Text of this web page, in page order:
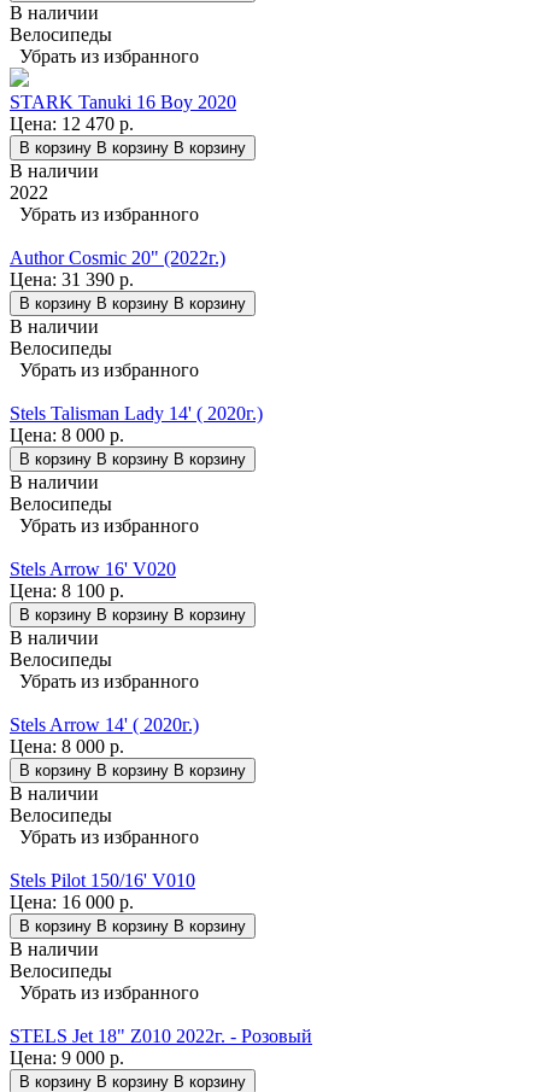
В наличии
Велосипеды
Убрать из избранного
STARK Tanuki 16 Boy 2020
Цена: 12 470 р.
В корзину В корзину В корзину
В наличии
2022
Убрать из избранного
Author Cosmic 20" (2022г.)
Цена: 31 390 р.
В корзину В корзину В корзину
В наличии
Велосипеды
Убрать из избранного
Stels Talisman Lady 14' ( 2020г.)
Цена: 8 000 р.
В корзину В корзину В корзину
В наличии
Велосипеды
Убрать из избранного
Stels Arrow 16' V020
Цена: 8 100 р.
В корзину В корзину В корзину
В наличии
Велосипеды
Убрать из избранного
Stels Arrow 14' ( 2020г.)
Цена: 8 000 р.
В корзину В корзину В корзину
В наличии
Велосипеды
Убрать из избранного
Stels Pilot 150/16' V010
Цена: 16 000 р.
В корзину В корзину В корзину
В наличии
Велосипеды
Убрать из избранного
STELS Jet 18" Z010 2022г. - Розовый
Цена: 9 000 р.
В корзину В корзину В корзину